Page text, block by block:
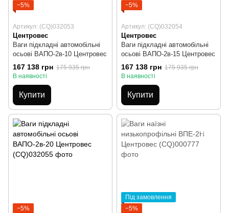
−5%
Артикул: (CQ)032053
Центровес
Ваги підкладні автомобільні
осьові ВАПО-2в-10 Центровес
167 138 грн 175 935 грн
В наявності
Купити
−5%
Артикул: (CQ)032054
Центровес
Ваги підкладні автомобільні
осьові ВАПО-2в-15 Центровес
167 138 грн 175 935 грн
В наявності
Купити
−5%
Під замовлення
−5%